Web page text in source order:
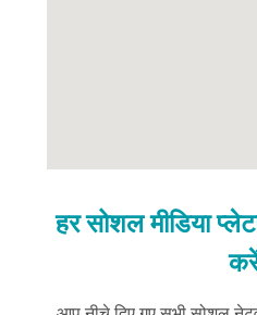
हर सोशल मीडिया